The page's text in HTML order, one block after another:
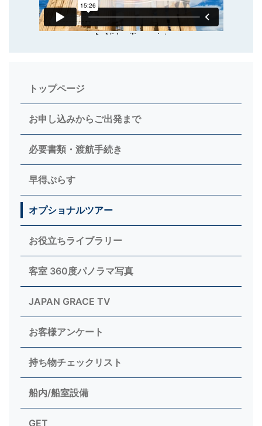
トップページ
お申し込みからご出発まで
必要書類・渡航手続き
早得ぷらす
オプショナルツアー
お役立ちライブラリー
客室 360度パノラマ写真
JAPAN GRACE TV
お客様アンケート
持ち物チェックリスト
船内/船室設備
GET